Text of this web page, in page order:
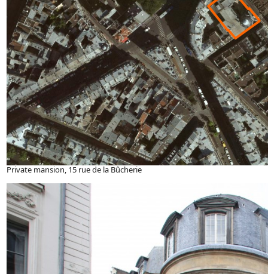
Private mansion, 15 rue de la Bûcherie